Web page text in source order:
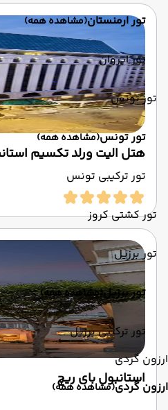
تور ارمنستان(مشاهده همه)
تور ایروان
تور تونس
تور تونس(مشاهده همه)
تور ترکیبی تونس
تور کشتی کروز
تور برزیل
تور برزیل(مشاهده همه)
تور ترکیبی برزیل
ارزون گردی
ارزون گردی(مشاهده همه)
هتل الیت ورلد تکسیم
استانبول بای ریچ